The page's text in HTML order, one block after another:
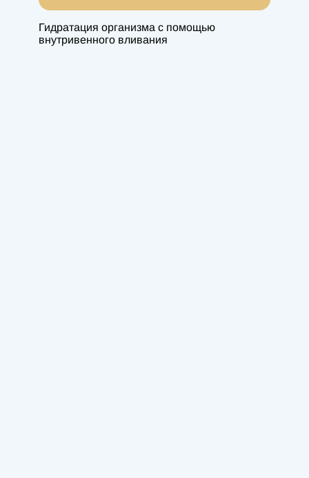
Гидратация организма с помощью
внутривенного вливания